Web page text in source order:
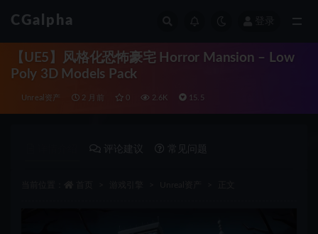
CGalpha
【UE5】风格化恐怖豪宅 Horror Mansion – Low
Poly 3D Models Pack
Unreal资产 2 月前 0 2.6K 15.5
评论建议 常见问题